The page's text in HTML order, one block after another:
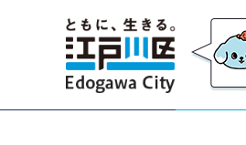
江戸川区